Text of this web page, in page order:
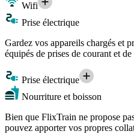
Wifi
Prise électrique
Gardez vos appareils chargés et
équipés de prises de courant et
Prise électrique
Nourriture et boisson
Bien que FlixTrain ne propose
pouvez apporter vos propres